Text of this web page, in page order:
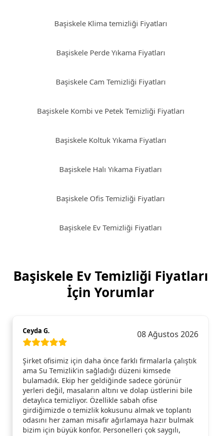
Başiskele Klima temizliği Fiyatları
Başiskele Perde Yıkama Fiyatları
Başiskele Cam Temizliği Fiyatları
Başiskele Kombi ve Petek Temizliği Fiyatları
Başiskele Koltuk Yıkama Fiyatları
Başiskele Halı Yıkama Fiyatları
Başiskele Ofis Temizliği Fiyatları
Başiskele Ev Temizliği Fiyatları
Başiskele Ev Temizliği Fiyatları
İçin Yorumlar
Ceyda G. 08 Ağustos 2026
Şirket ofisimiz için daha önce farklı firmalarla çalıştık
ama Su Temizlik'in sağladığı düzeni kimsede
bulamadık. Ekip her geldiğinde sadece görünür
yerleri değil, masaların altını ve dolap üstlerini bile
detaylıca temizliyor. Özellikle sabah ofise
girdiğimizde o temizlik kokusunu almak ve toplantı
odasını her zaman misafir ağırlamaya hazır bulmak
bizim için büyük konfor. Personelleri çok saygılı,